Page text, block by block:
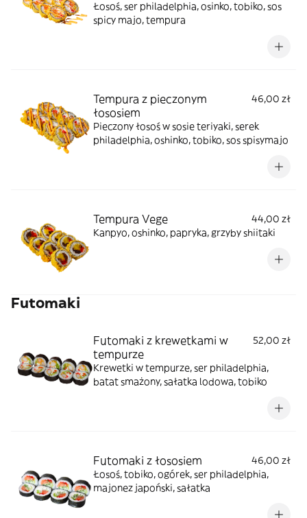
Łosoś, ser philadelphia, osinko, tobiko, sos
spicy majo, tempura
Tempura z pieczonym
łososiem
46,00 zł
Pieczony łosoś w sosie teriyaki, serek
philadelphia, oshinko, tobiko, sos spisymajo
Tempura Vege
44,00 zł
Kanpyo, oshinko, papryka, grzyby shiitaki
Futomaki
Futomaki z krewetkami w
tempurze
52,00 zł
Krewetki w tempurze, ser philadelphia,
batat smażony, sałatka lodowa, tobiko
Futomaki z łososiem
46,00 zł
Łosoś, tobiko, ogórek, ser philadelphia,
majonez japoński, sałatka